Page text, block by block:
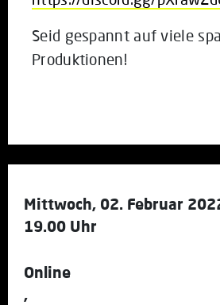
Seid gespannt auf viele
Produktionen!
Mittwoch, 02. Februar
19.00 Uhr
Online
,